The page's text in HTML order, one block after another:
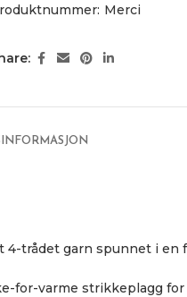
Merci
4-trådet garn spunnet i en
for-varme strikkeplagg for